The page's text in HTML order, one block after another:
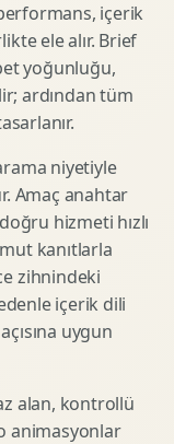
içerik
ele alır. Brief
yoğunluğu,
ardından tüm
niyetiyle
Amaç anahtar
hizmeti hızlı
kanıtlarla
zihnindeki
içerik dili
uygun
alan, kontrollü
animasyonlar